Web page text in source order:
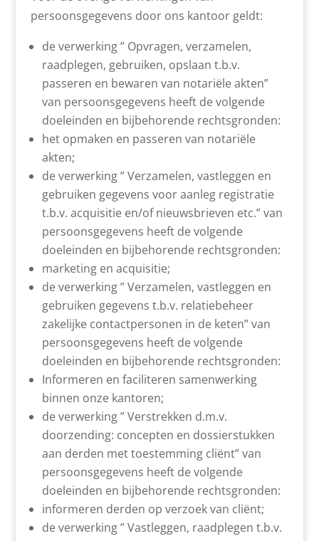
persoonsgegevens door ons kantoor geldt:
de verwerking ” Opvragen, verzamelen,
raadplegen, gebruiken, opslaan t.b.v.
passeren en bewaren van notariële akten”
van persoonsgegevens heeft de volgende
doeleinden en bijbehorende rechtsgronden:
het opmaken en passeren van notariële
akten;
de verwerking ” Verzamelen, vastleggen en
gebruiken gegevens voor aanleg registratie
t.b.v. acquisitie en/of nieuwsbrieven etc.” van
persoonsgegevens heeft de volgende
doeleinden en bijbehorende rechtsgronden:
marketing en acquisitie;
de verwerking ” Verzamelen, vastleggen en
gebruiken gegevens t.b.v. relatiebeheer
zakelijke contactpersonen in de keten” van
persoonsgegevens heeft de volgende
doeleinden en bijbehorende rechtsgronden:
Informeren en faciliteren samenwerking
binnen onze kantoren;
de verwerking ” Verstrekken d.m.v.
doorzending: concepten en dossierstukken
aan derden met toestemming cliënt” van
persoonsgegevens heeft de volgende
doeleinden en bijbehorende rechtsgronden:
informeren derden op verzoek van cliënt;
de verwerking ” Vastleggen, raadplegen t.b.v.